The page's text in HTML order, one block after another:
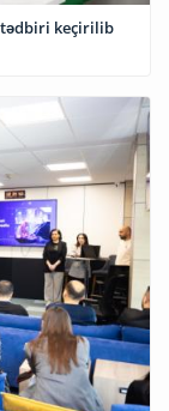
keçirilib